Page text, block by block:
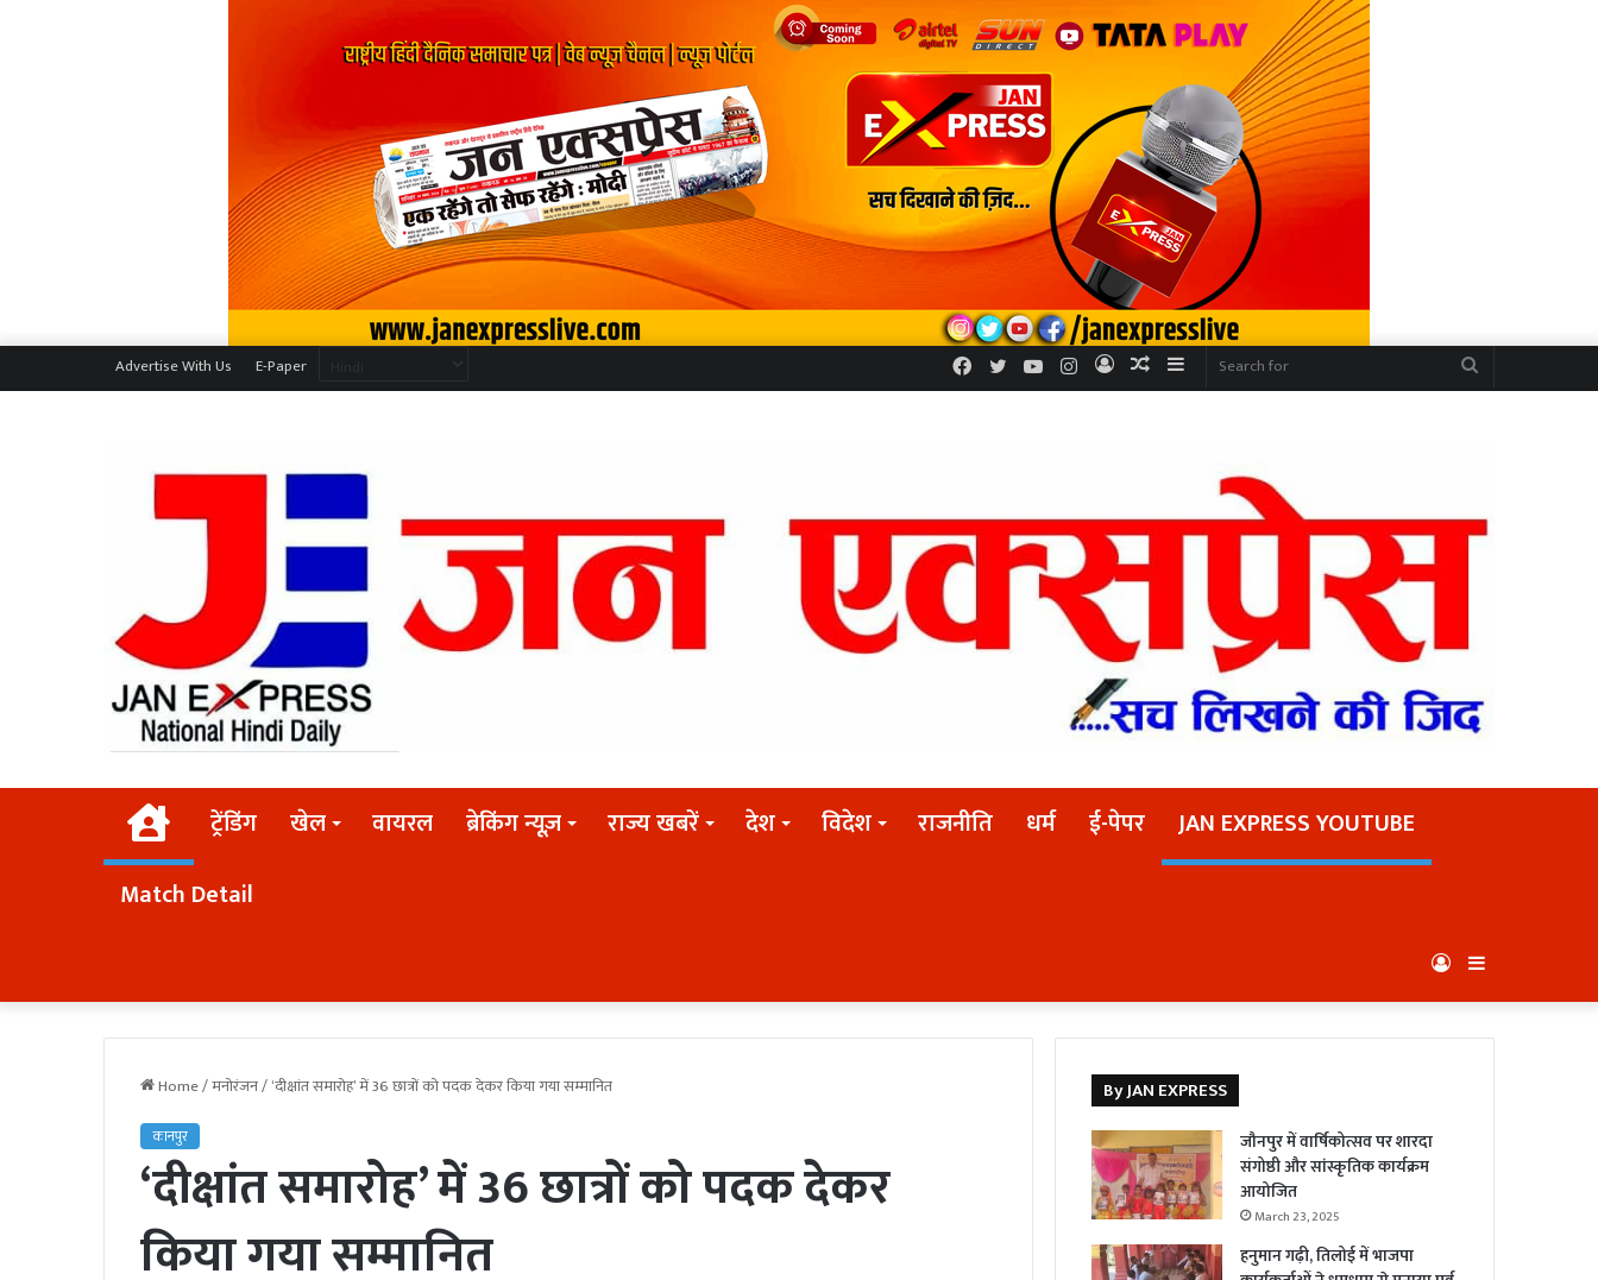
Advertise With Us E-Paper Sidebar
Random
Log
Instagram
YouTube
Twitter
Facebook
Homeट्रेंडिंग खेल वायरल ब्रेकिंग न्यूज़ राज्य खबरें देश विदेश राजनीति धर्म ई-पेपर
JAN EXPRESS YOUTUBE
Match Detail
Log
In
Home/मनोरंजन/‘दीक्षांत समारोह’ में 36 छात्रों को पदक देकर किया गया सम्मानित
कानपुर
‘दीक्षांत समारोह’ में 36 छात्रों को पदक देकर
किया गया सम्मानित
By JAN EXPRESS
जौनपुर में वार्षिकोत्सव पर शारदा
संगोष्ठी और सांस्कृतिक कार्यक्रम
आयोजित
March 23, 2025
हनुमान गढ़ी, तिलोई में भाजपा